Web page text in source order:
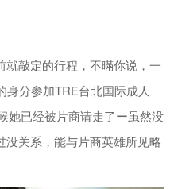
敲定的行程，不暪你说，一
分参加TRE台北国际成人
她已经被片商请走了ー虽然没
关系，能与片商英雄所见略